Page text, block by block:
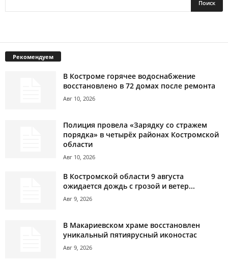
Рекомендуем
В Костроме горячее водоснабжение
восстановлено в 72 домах после ремонта
Авг 10, 2026
Полиция провела «Зарядку со стражем
порядка» в четырёх районах Костромской
области
Авг 10, 2026
В Костромской области 9 августа
ожидается дождь с грозой и ветер...
Авг 9, 2026
В Макариевском храме восстановлен
уникальный пятиярусный иконостас
Авг 9, 2026